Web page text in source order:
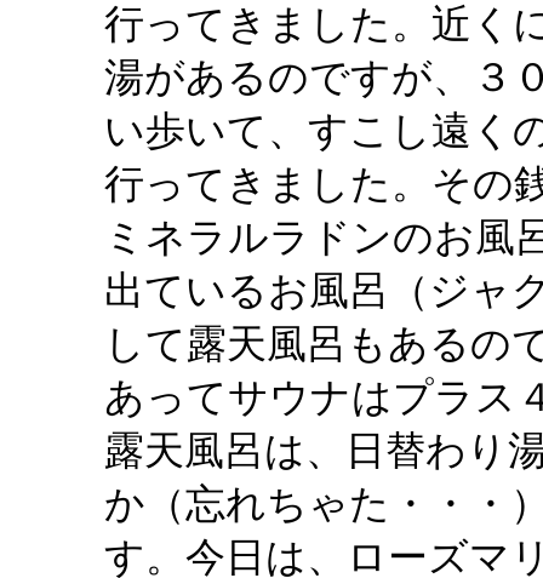
行ってきました。近く
湯があるのですが、３
い歩いて、すこし遠く
行ってきました。その
ミネラルラドンのお風
出ているお風呂（ジャ
して露天風呂もあるの
あってサウナはプラス
露天風呂は、日替わり
か（忘れちゃた・・・
す。今日は、ローズマ